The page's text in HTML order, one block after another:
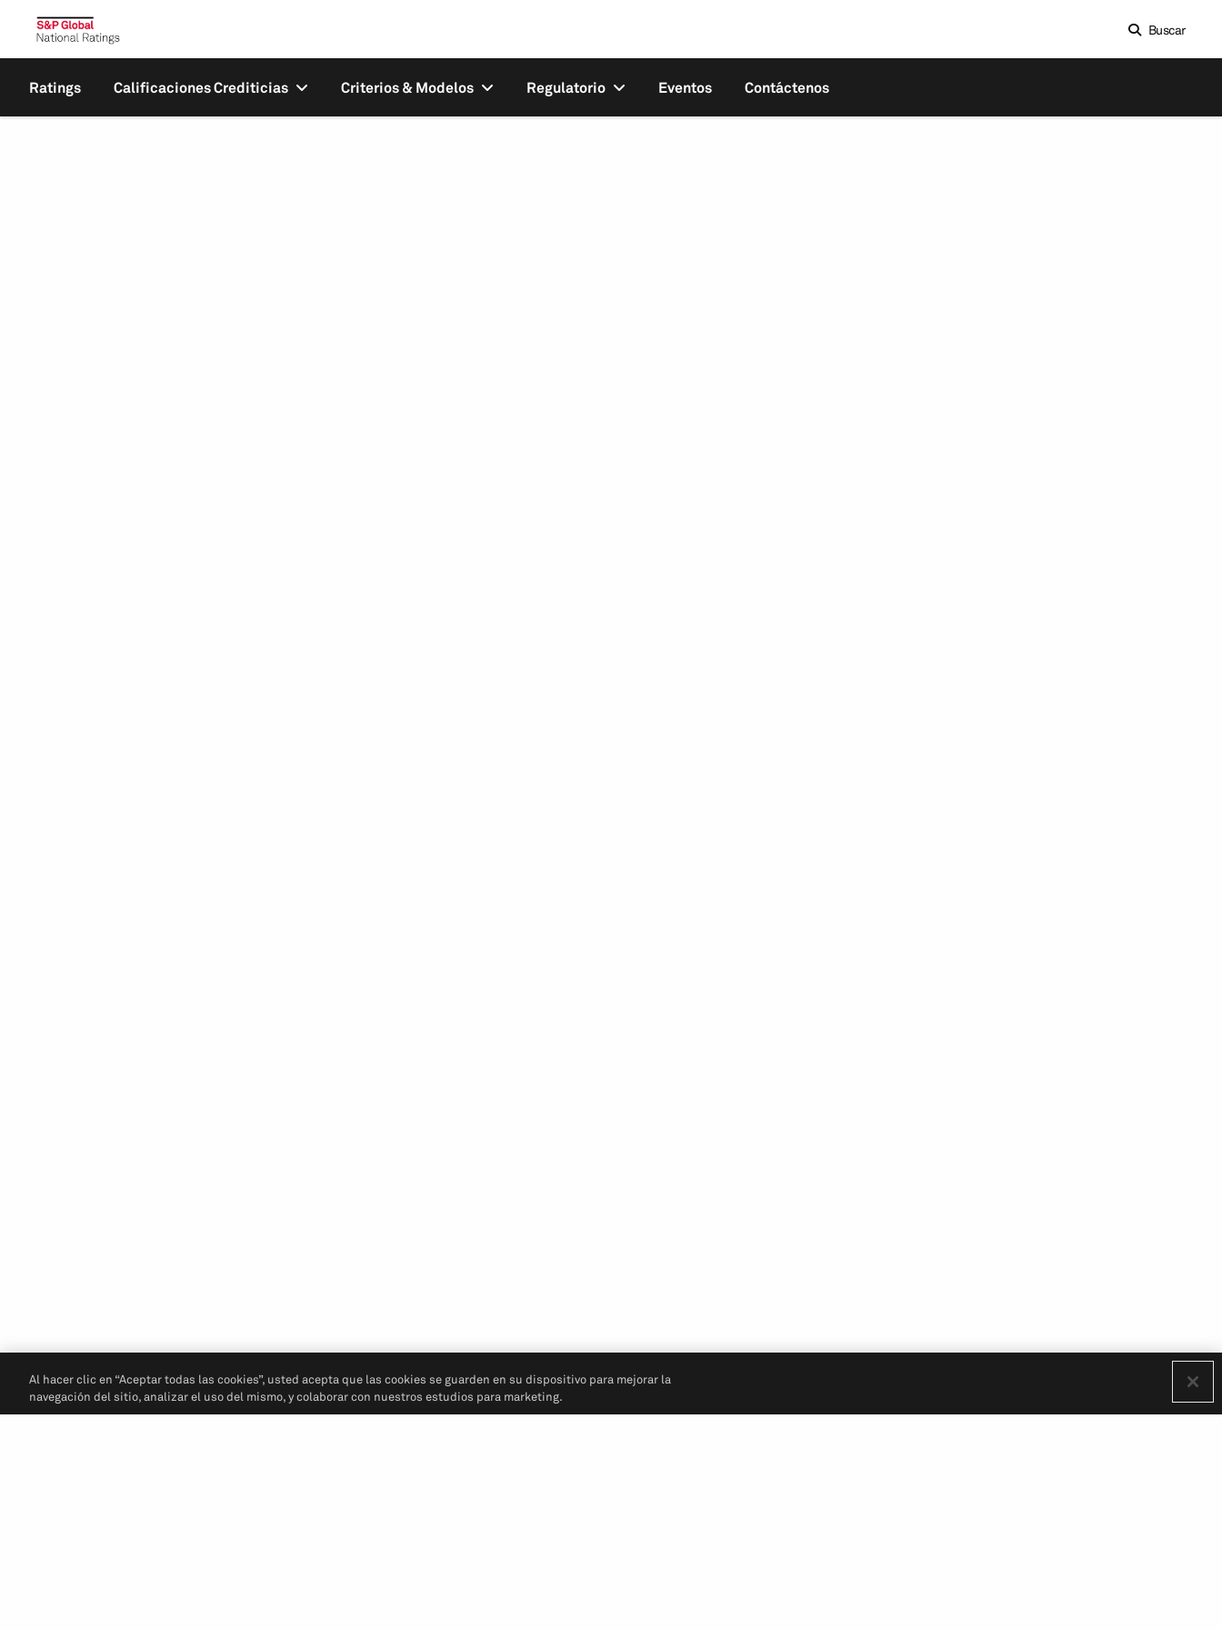
Buscar
Ratings Calificaciones Crediticias Criterios & Modelos Regulatorio Eventos Contáctenos
Al hacer clic en “Aceptar todas las cookies”, usted acepta que las cookies se guarden en su dispositivo para mejorar la
navegación del sitio, analizar el uso del mismo, y colaborar con nuestros estudios para marketing.